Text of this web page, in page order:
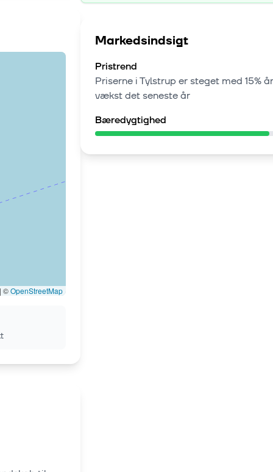
| ©OpenStreetMap
Markedsindsigt
Pristrend
Priserne iTylstrup er steget med 15%
vækstdet seneste år
Bæredygtighed